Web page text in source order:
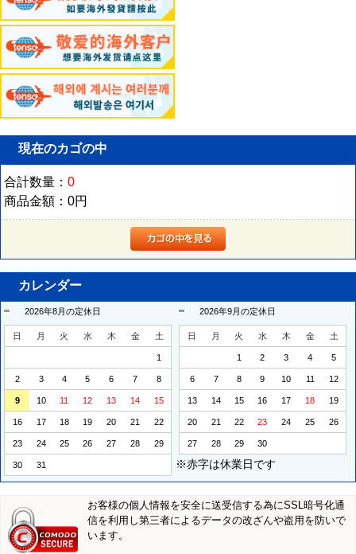
現在のカゴの中
合計数量：0
商品金額：0円
カレンダー
2026年8月の定休日
日 月 火 水 木 金 土
1
2 3 4 5 6 7 8
9 10 11 12 13 14 15
16 17 18 19 20 21 22
23 24 25 26 27 28 29
30 31
2026年9月の定休日
日 月 火 水 木 金 土
1 2 3 4 5
6 7 8 9 10 11 12
13 14 15 16 17 18 19
20 21 22 23 24 25 26
27 28 29 30
※赤字は休業日です
お客様の個人情報を安全に送受信する為にSSL暗号化通
信を利用し第三者によるデータの改ざんや盗用を防いで
います。